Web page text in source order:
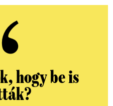
hogy be is